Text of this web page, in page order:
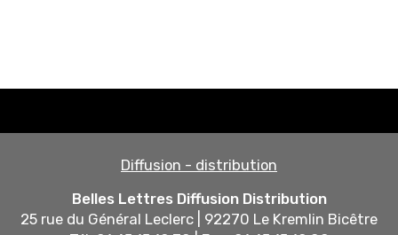
Diffusion - distribution
Belles Lettres Diffusion Distribution
25 rue du Général Leclerc | 92270 Le Kremlin Bicêtre